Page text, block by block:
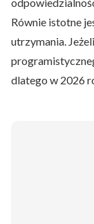
Równie istotne
utrzymania.
dlatego w 2026